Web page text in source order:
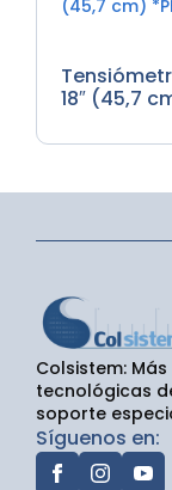
18″ (45,7
Colsistem:
tecnológicas
soporte
Síguenos en: